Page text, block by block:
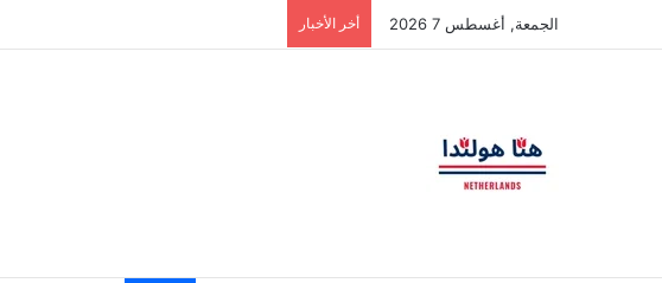
الجمعة, أغسطس 7 2026 أخر الأخبار